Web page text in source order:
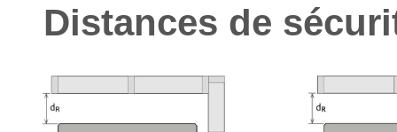
Distances de